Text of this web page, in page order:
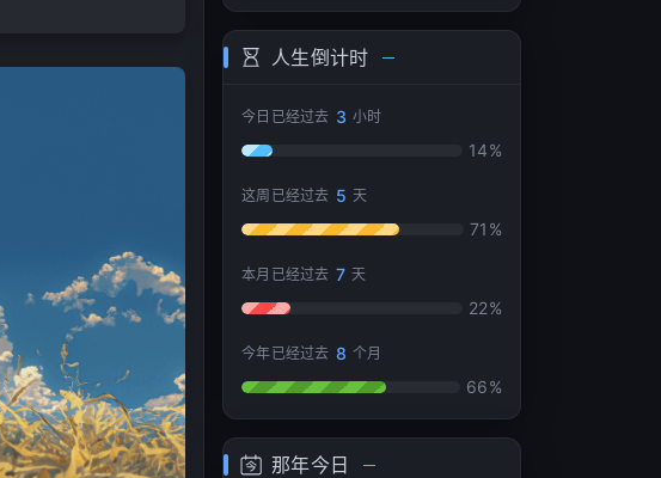
人生倒计时
今日已经过去 3 小时
14%
这周已经过去 5 天
71%
本月已经过去 7 天
22%
今年已经过去 8 个月
66%
那年今日